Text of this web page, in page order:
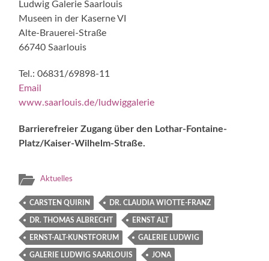
Ludwig Galerie Saarlouis
Museen in der Kaserne VI
Alte-Brauerei-Straße
66740 Saarlouis
Tel.: 06831/69898-11
Email
www.saarlouis.de/ludwiggalerie
Barrierefreier Zugang über den Lothar-Fontaine-
Platz/Kaiser-Wilhelm-Straße.
Aktuelles
CARSTEN QUIRIN DR. CLAUDIA WIOTTE-FRANZ
DR. THOMAS ALBRECHT ERNST ALT
ERNST-ALT-KUNSTFORUM GALERIE LUDWIG
GALERIE LUDWIG SAARLOUIS JONA